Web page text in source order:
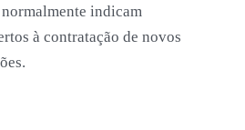
indicam
à contratação de novos